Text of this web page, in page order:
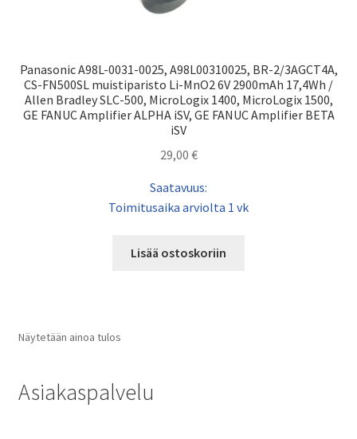
Panasonic A98L-0031-0025, A98L00310025, BR-2/3AGCT4A,
CS-FN500SL muistiparisto Li-MnO2 6V 2900mAh 17,4Wh /
Allen Bradley SLC-500, MicroLogix 1400, MicroLogix 1500,
GE FANUC Amplifier ALPHA iSV, GE FANUC Amplifier BETA
iSV
29,00 €
Saatavuus:
Toimitusaika arviolta 1 vk
Lisää ostoskoriin
Näytetään ainoa tulos
Asiakaspalvelu